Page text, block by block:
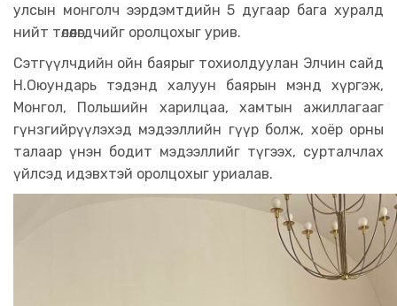
улсын монголч ээрдэмтдийн 5 дугаар бага хуралд
нийт төлөөлөгдчийг оролцохыг урив.
Сэтгүүлчдийн ойн баярыг тохиолдуулан Элчин сайд
Н.Оюундарь тэдэнд халуун баярын мэнд хүргэж,
Монгол, Польшийн харилцаа, хамтын ажиллагааг
гүнзгийрүүлэхэд мэдээллийн гүүр болж, хоёр орны
талаар үнэн бодит мэдээллийг түгээх, сурталчлах
үйлсэд идэвхтэй оролцохыг уриалав.